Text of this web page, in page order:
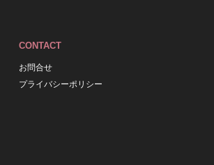
CONTACT
お問合せ
プライバシーポリシー